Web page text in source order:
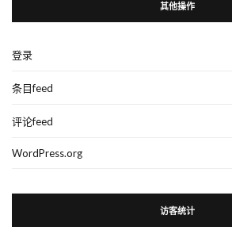
其他操作
登录
条目feed
评论feed
WordPress.org
访客统计